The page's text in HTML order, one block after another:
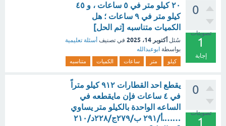
0
تصويتات
1
إجابة
٢٠ كيلو متر في ٥ ساعات ، و ٤٥
كيلو متر في ٩ ساعات ؛ هل
الكميات متناسبه [تم الحل]
سُئل أكتوبر 14، 2025 في تصنيف أسئلة تعليمية
بواسطة ابوعبدالله
كيلو متر ساعات الكميات متناسبه
0
تصويتات
1
يقطع احد القطارات ٩١٢ كيلو متراً
في ٤ ساعات فإن مايقطعه في
الساعه الواحدة بالكيلو متر يساوي
…….أ/٢٩١ ب/٢٧٩ج/٢٢٨د/٢١٠